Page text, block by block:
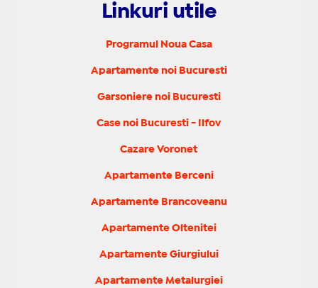
Linkuri utile
Programul Noua Casa
Apartamente noi Bucuresti
Garsoniere noi Bucuresti
Case noi Bucuresti - Ilfov
Cazare Voronet
Apartamente Berceni
Apartamente Brancoveanu
Apartamente Oltenitei
Apartamente Giurgiului
Apartamente Metalurgiei